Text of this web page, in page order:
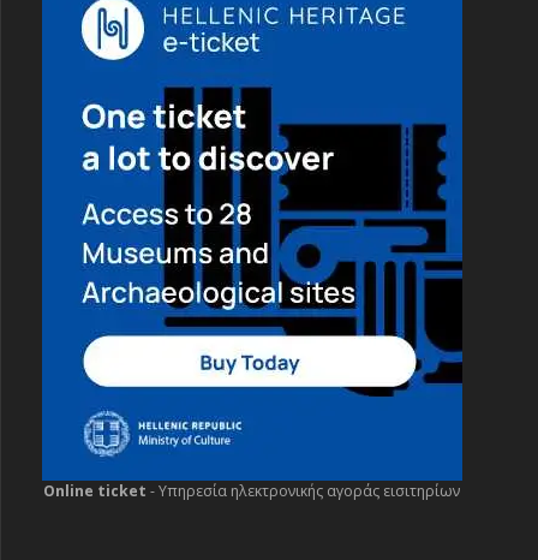
Online ticket - Yπηρεσία ηλεκτρονικής αγοράς εισιτηρίων